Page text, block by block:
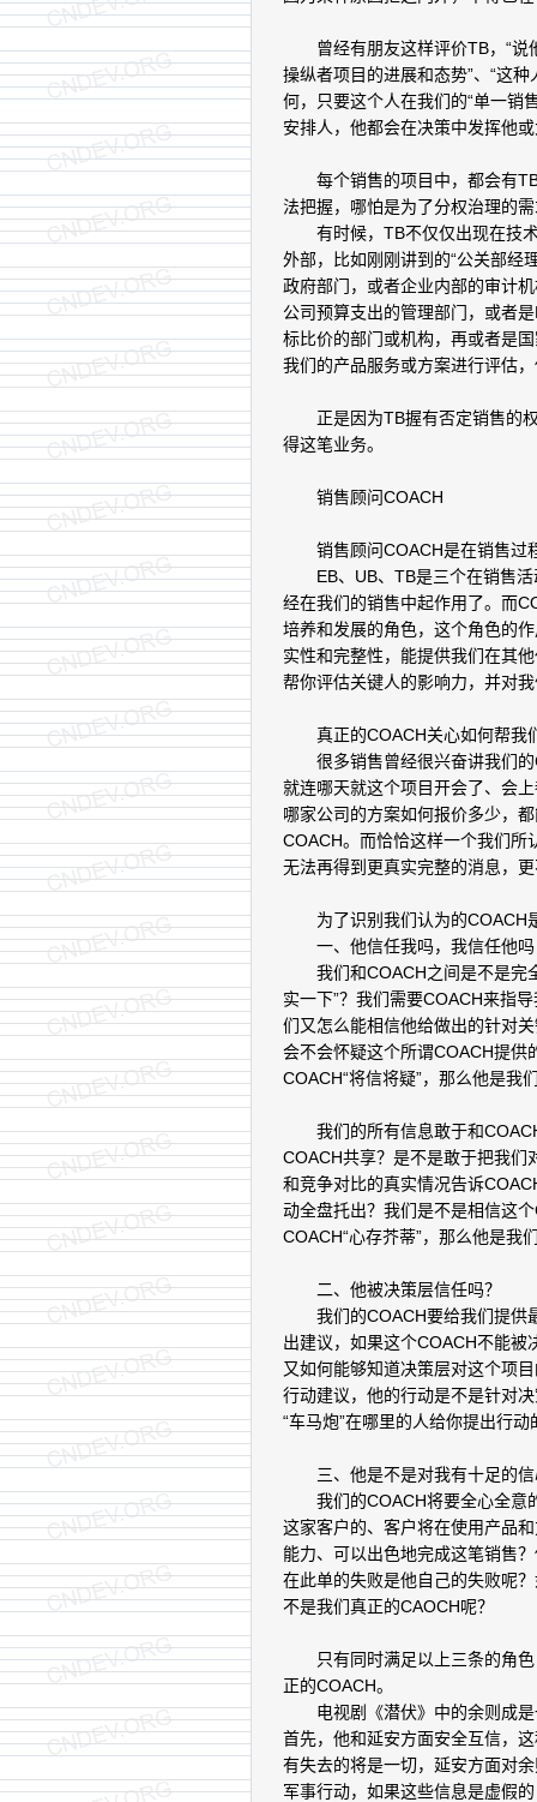
曾经有朋友这样评价TB，“说
操纵者项目的进展和态势”、“这
何，只要这个人在我们的“单一销
安排人，他都会在决策中发挥他
每个销售的项目中，都会有TB
法把握，哪怕是为了分权治理的
有时候，TB不仅仅出现在技术
外部，比如刚刚讲到的“公关部经
政府部门，或者企业内部的审计
公司预算支出的管理部门，或者
标比价的部门或机构，再或者是
我们的产品服务或方案进行评估
正是因为TB握有否定销售的权
得这笔业务。
销售顾问COACH
销售顾问COACH是在销售过
EB、UB、TB是三个在销售活
经在我们的销售中起作用了。而
培养和发展的角色，这个角色的
实性和完整性，能提供我们在其
帮你评估关键人的影响力，并对
真正的COACH关心如何帮我们
很多销售曾经很兴奋讲我们的
就连哪天就这个项目开会了、会
哪家公司的方案如何报价多少，
COACH。而恰恰这样一个我们所
无法再得到更真实完整的消息，
为了识别我们认为的COACH
一、他信任我吗，我信任他吗
我们和COACH之间是不是完全
实一下”？我们需要COACH来指
们又怎么能相信他给做出的针对
会不会怀疑这个所谓COACH提供
COACH“将信将疑”，那么他是我
我们的所有信息敢于和
COACH共享？是不是敢于把我们
和竞争对比的真实情况告诉
动全盘托出？我们是不是相信这
COACH“心存芥蒂”，那么他是我
二、他被决策层信任吗？
我们的COACH要给我们提供
出建议，如果这个COACH不能
又如何能够知道决策层对这个项
行动建议，他的行动是不是针对
“车马炮”在哪里的人给你提出行动
三、他是不是对我有十足的信
我们的COACH将要全心全意
这家客户的、客户将在使用产品
能力、可以出色地完成这笔销售
在此单的失败是他自己的失败呢
不是我们真正的CAOCH呢？
只有同时满足以上三条的角色
正的COACH。
电视剧《潜伏》中的余则成是
首先，他和延安方面安全互信，
有失去的将是一切，延安方面对
军事行动，如果这些信息是虚假